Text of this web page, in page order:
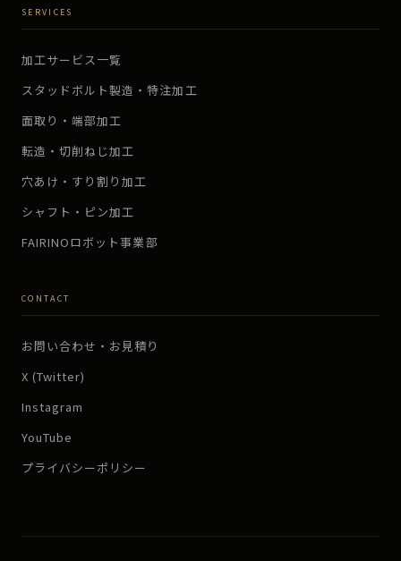
SERVICES
加工サービス一覧
スタッドボルト製造・特注加工
面取り・端部加工
転造・切削ねじ加工
穴あけ・すり割り加工
シャフト・ピン加工
FAIRINOロボット事業部
CONTACT
お問い合わせ・お見積り
X (Twitter)
Instagram
YouTube
プライバシーポリシー